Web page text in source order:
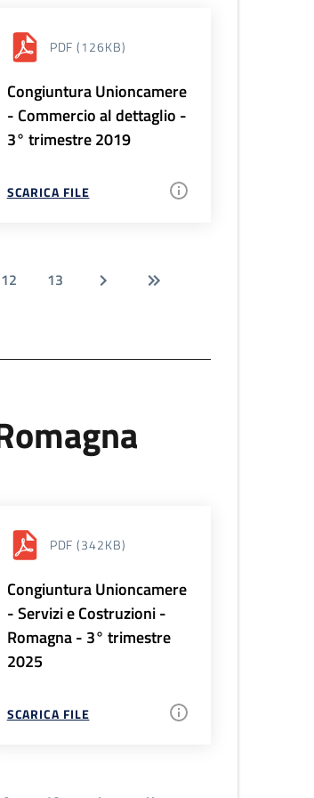
PDF (126KB)
Congiuntura Unioncamere
- Commercio al dettaglio -
3° trimestre 2019
SCARICA FILE
12 13
PDF (342KB)
Congiuntura Unioncamere
- Servizi e Costruzioni -
Romagna - 3° trimestre
2025
SCARICA FILE